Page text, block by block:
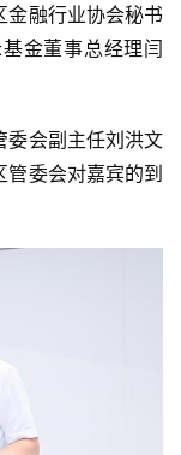
金融行业协会秘书
金董事总经理闫
委会副主任刘洪文
管委会对嘉宾的到